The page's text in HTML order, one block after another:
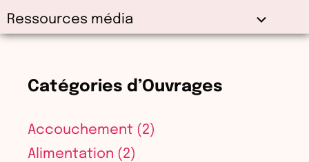
Ressources média
Catégories d’Ouvrages
Accouchement (2)
Alimentation (2)